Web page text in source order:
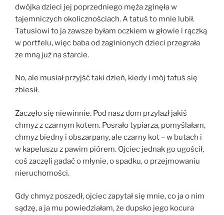
dwójka dzieci jej poprzedniego męża zginęła w
tajemniczych okolicznościach. A tatuś to mnie lubił.
Tatusiowi to ja zawsze byłam oczkiem w głowie i rączką
w portfelu, więc baba od zaginionych dzieci przegrała
ze mną już na starcie.
No, ale musiał przyjść taki dzień, kiedy i mój tatuś się
zbiesił.
Zaczęło się niewinnie. Pod nasz dom przylazł jakiś
chmyz z czarnym kotem. Posrało typiarza, pomyślałam,
chmyz biedny i obszarpany, ale czarny kot – w butach i
w kapeluszu z pawim piórem. Ojciec jednak go ugościł,
coś zaczęli gadać o młynie, o spadku, o przejmowaniu
nieruchomości.
Gdy chmyz poszedł, ojciec zapytał się mnie, co ja o nim
sądzę, a ja mu powiedziałam, że dupsko jego kocura